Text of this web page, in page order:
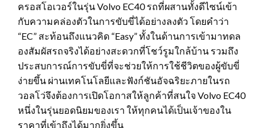
ครอสโอเวอร์ในรุ่น Volvo EC40 รถที่ผสานทั้งดีไซน์เข้า
กับความคล่องตัวในการขับขี่ได้อย่างลงตัว โดยคำว่า
“EC” สะท้อนถึงแนวคิด “Easy” ทั้งในด้านการเข้ามาทดล
องสัมผัสรถจริงได้อย่างสะดวกที่โชว์รูมใกล้บ้าน รวมถึง
ประสบการณ์การขับขี่ที่จะช่วยให้การใช้ชีวิตของผู้ขับขี่
ง่ายขึ้น ผ่านเทคโนโลยีและฟังก์ชันอัจฉริยะภายในรถ
วอลโว่จึงต้องการเปิดโอกาสให้ลูกค้าที่สนใจ Volvo EC40
หนึ่งในรุ่นยอดนิยมของเรา ให้ทุกคนได้เป็นเจ้าของใน
ราคาที่เข้าถึงได้มากยิ่งขึ้น